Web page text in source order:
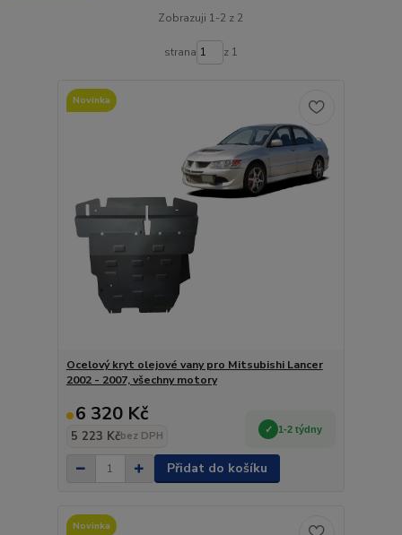
Zobrazuji 1-2 z 2
strana z 1
Novinka
Ocelový kryt olejové vany pro Mitsubishi Lancer
2002 - 2007, všechny motory
6 320 Kč
5 223 Kčbez DPH
1-2 týdny
Přidat do košíku
Novinka